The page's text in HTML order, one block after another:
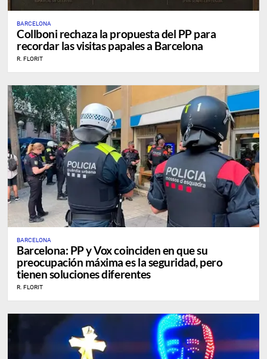
BARCELONA
Collboni rechaza la propuesta del PP para
recordar las visitas papales a Barcelona
R. FLORIT
BARCELONA
Barcelona: PP y Vox coinciden en que su
preocupación máxima es la seguridad, pero
tienen soluciones diferentes
R. FLORIT